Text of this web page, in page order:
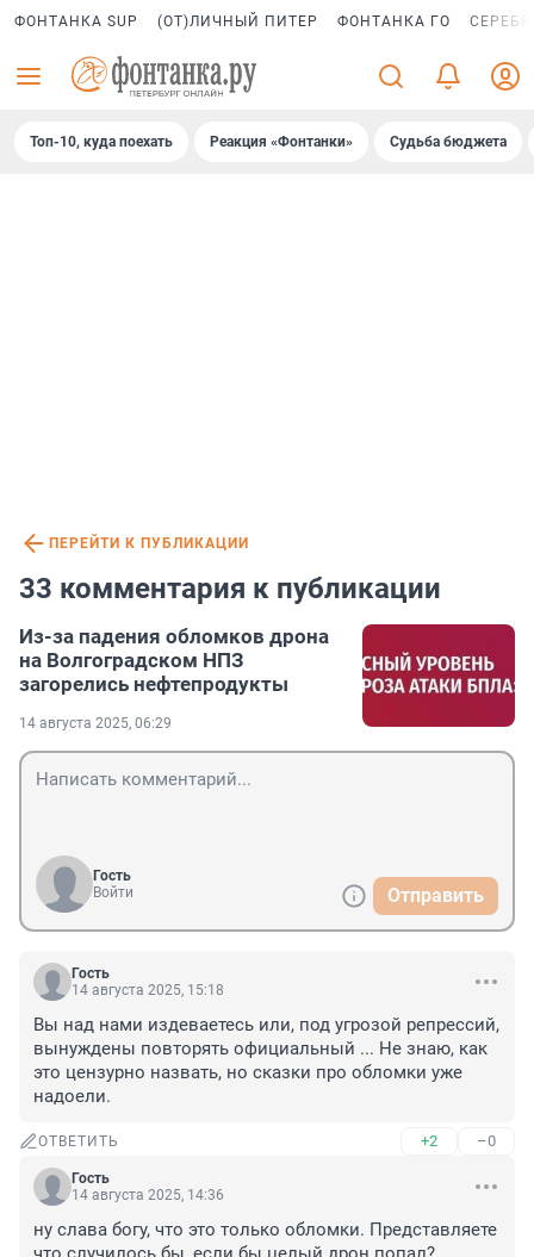
ФОНТАНКА SUP (ОТ)ЛИЧНЫЙ ПИТЕР ФОНТАНКА ГО
Топ-10, куда поехать Реакция «Фонтанки» Судьба бюджета
ПЕРЕЙТИ К ПУБЛИКАЦИИ
33 комментария к публикации
Из-за падения обломков дрона
на Волгоградском НПЗ
загорелись нефтепродукты
14 августа 2025, 06:29
Гость
Войти
Отправить
Гость
14 августа 2025, 15:18
Вы над нами издеваетесь или, под угрозой репрессий,
вынуждены повторять официальный ... Не знаю, как
это цензурно назвать, но сказки про обломки уже
надоели.
ОТВЕТИТЬ +2 –0
Гость
14 августа 2025, 14:36
ну слава богу, что это только обломки. Представляете